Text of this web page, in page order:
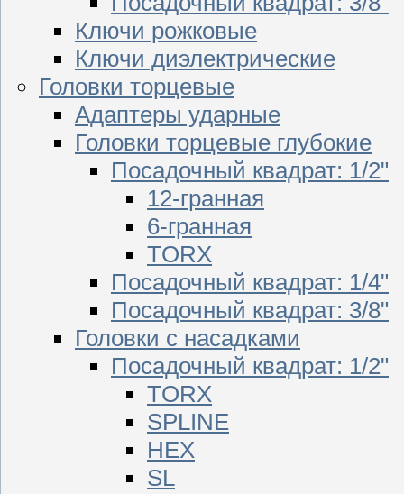
Ключи рожковые
Ключи диэлектрические
Головки торцевые
Адаптеры ударные
Головки торцевые глубокие
Посадочный квадрат: 1/2"
12-гранная
6-гранная
TORX
Посадочный квадрат: 1/4"
Посадочный квадрат: 3/8"
Головки с насадками
Посадочный квадрат: 1/2"
TORX
SPLINE
HEX
SL